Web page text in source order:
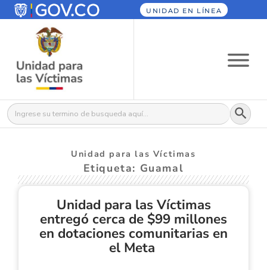
UNIDAD EN LÍNEA
Buscar: Botón
Unidad para las Víctimas
Etiqueta: Guamal
Unidad para las Víctimas
entregó cerca de $99 millones
en dotaciones comunitarias en
el Meta